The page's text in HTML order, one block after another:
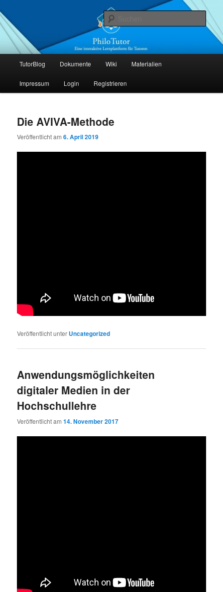
primären
Inhalt
springen
sekundären
Inhalt
springenPhiloTutor
TutorBlog Dokumente Wiki Materialien
Impressum Login Registrieren
Die AVIVA-Methode
Veröffentlicht am6. April 2019
Veröffentlicht unter Uncategorized
Anwendungsmöglichkeiten
digitaler Medien in der
Hochschullehre
Veröffentlicht am14. November 2017